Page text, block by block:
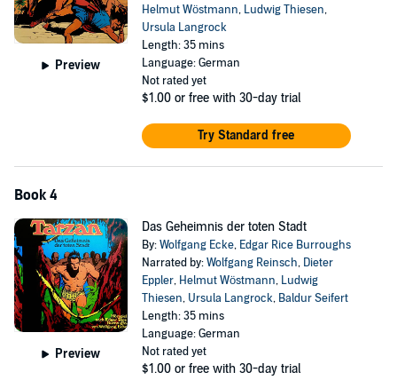
Preview
Helmut Wöstmann, Ludwig Thiesen,
Ursula Langrock
Length: 35 mins
Language: German
Not rated yet
$1.00 or free with 30-day trial
Try Standard free
Book 4
Preview
Das Geheimnis der toten Stadt
By:Wolfgang Ecke, Edgar Rice Burroughs
Narrated by:Wolfgang Reinsch, Dieter
Eppler, Helmut Wöstmann, Ludwig
Thiesen, Ursula Langrock, Baldur Seifert
Length: 35 mins
Language: German
Not rated yet
$1.00 or free with 30-day trial